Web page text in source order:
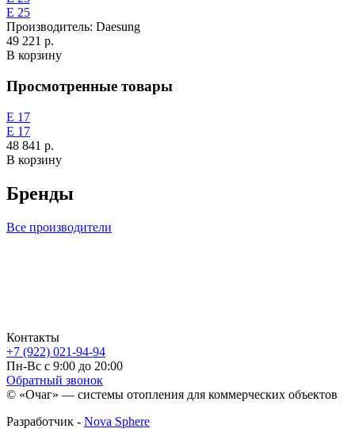
Е 25
Производитель: Daesung
49 221 р.
В корзину
Просмотренные товары
Е 17
Е 17
48 841 р.
В корзину
Бренды
Все производители
Контакты
+7 (922) 021-94-94
Пн-Вс с 9:00 до 20:00
Обратный звонок
© «Очаг» — системы отопления для коммерческих объектов
Разработчик - Nova Sphere